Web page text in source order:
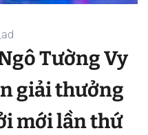
Tường Vy
giải thưởng
mới lần thứ